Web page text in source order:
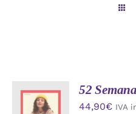
AÑADIR
AL
52
44,90€ IVA